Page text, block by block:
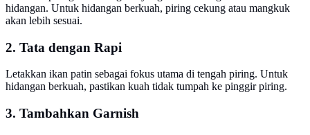
hidangan. Untuk hidangan berkuah, piring cekung atau mangkuk
akan lebih sesuai.
2. Tata dengan Rapi
Letakkan ikan patin sebagai fokus utama di tengah piring. Untuk
hidangan berkuah, pastikan kuah tidak tumpah ke pinggir piring.
3. Tambahkan Garnish